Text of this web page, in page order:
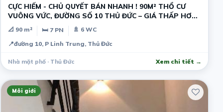
CỰC HIẾM - CHỦ QUYẾT BÁN NHANH ! 90M² THỔ CƯ
VUÔNG VỨC, ĐƯỜNG SỐ 10 THỦ ĐỨC – GIÁ THẤP HƠN
THỊ TRƯỜNG - DÒNG TIỀN SẴN
📐 90 m² 🛏 7 PN
🚿 6 WC
📍đường 10, P Linh Trung, Thủ Đức
Nhà mặt phố · Thủ Đức Xem chi tiết →
Môi giới